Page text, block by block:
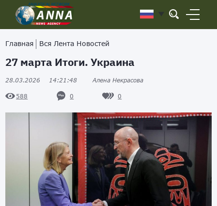
Главная Вся Лента Новостей
27 марта Итоги. Украина
28.03.2026 14:21:48 Алена Некрасова
588 0 0